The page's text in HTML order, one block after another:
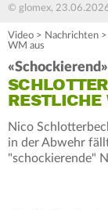
© glomex,
Video > Nachrichten >
WM aus
RESTLICHE
Nico
in der Abwehr
"schockierende"